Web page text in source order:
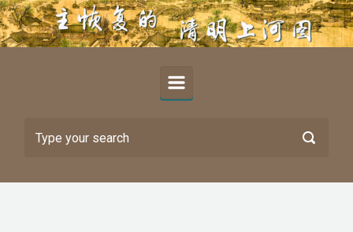
Skip to main content